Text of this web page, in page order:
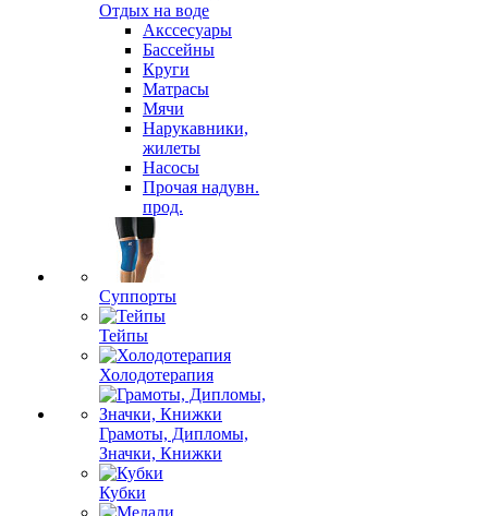
Отдых на воде
Акссесуары
Бассейны
Круги
Матрасы
Мячи
Нарукавники,
жилеты
Насосы
Прочая надувн.
прод.
Суппорты
Тейпы
Холодотерапия
Грамоты, Дипломы,
Значки, Книжки
Кубки